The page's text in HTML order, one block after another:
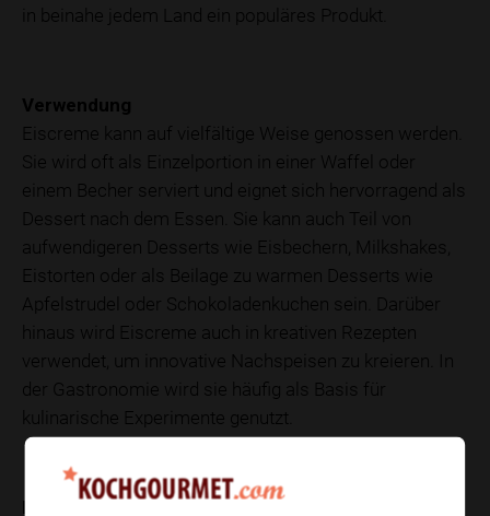
in beinahe jedem Land ein populäres Produkt.
Verwendung
Eiscreme kann auf vielfältige Weise genossen werden.
Sie wird oft als Einzelportion in einer Waffel oder
einem Becher serviert und eignet sich hervorragend als
Dessert nach dem Essen. Sie kann auch Teil von
aufwendigeren Desserts wie Eisbechern, Milkshakes,
Eistorten oder als Beilage zu warmen Desserts wie
Apfelstrudel oder Schokoladenkuchen sein. Darüber
hinaus wird Eiscreme auch in kreativen Rezepten
verwendet, um innovative Nachspeisen zu kreieren. In
der Gastronomie wird sie häufig als Basis für
kulinarische Experimente genutzt.
Nährwerte